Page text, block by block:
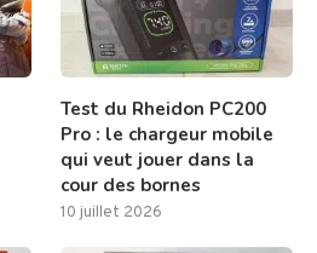
Test du Rheidon PC200
Pro : le chargeur mobile
qui veut jouer dans la
cour des bornes
10 juillet 2026